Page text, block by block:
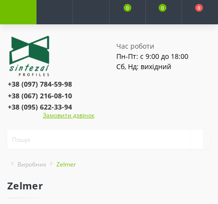
0 0 0
Час роботи
Пн-Пт: с 9:00 до 18:00
Сб, Нд: вихідний
+38 (097) 784-59-98
+38 (067) 216-08-10
+38 (095) 622-33-94
Замовити дзвінок
Виробник Zelmer
Zelmer